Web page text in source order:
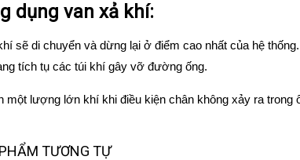
dụng van xả khí:
sẽ di chuyển và dừng lại ở điểm cao nhất của hệ
tích tụ các túi khí gây vỡ đường ống.
một lượng lớn khí khi điều kiện chân không xảy ra trong
TƯƠNG TỰ